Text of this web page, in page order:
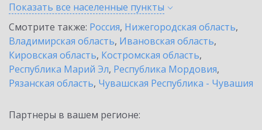
Показать все населенные пункты
Смотрите также: Россия, Нижегородская область,
Владимирская область, Ивановская область,
Кировская область, Костромская область,
Республика Марий Эл, Республика Мордовия,
Рязанская область, Чувашская Республика - Чувашия
Партнеры в вашем регионе: